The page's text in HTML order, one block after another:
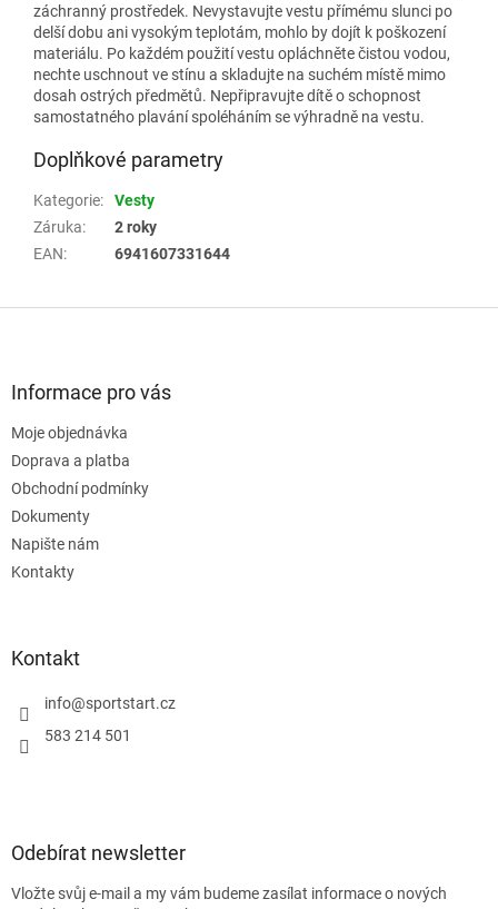
záchranný prostředek. Nevystavujte vestu přímému slunci po
delší dobu ani vysokým teplotám, mohlo by dojít k poškození
materiálu. Po každém použití vestu opláchněte čistou vodou,
nechte uschnout ve stínu a skladujte na suchém místě mimo
dosah ostrých předmětů. Nepřipravujte dítě o schopnost
samostatného plavání spoléháním se výhradně na vestu.
Doplňkové parametry
Kategorie:
Vesty
Záruka:
2 roky
EAN: 6941607331644
Informace pro vás
Moje objednávka
Doprava a platba
Obchodní podmínky
Dokumenty
Napište nám
Kontakty
Kontakt
info@sportstart.cz
583 214 501
Odebírat newsletter
Vložte svůj e-mail a my vám budeme zasílat informace o nových